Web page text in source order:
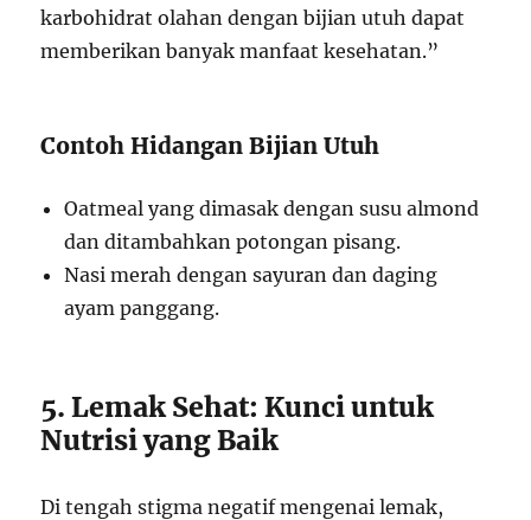
karbohidrat olahan dengan bijian utuh dapat
memberikan banyak manfaat kesehatan.”
Contoh Hidangan Bijian Utuh
Oatmeal yang dimasak dengan susu almond
dan ditambahkan potongan pisang.
Nasi merah dengan sayuran dan daging
ayam panggang.
5. Lemak Sehat: Kunci untuk
Nutrisi yang Baik
Di tengah stigma negatif mengenai lemak,